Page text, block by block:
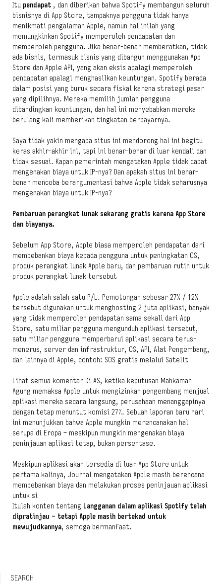
Itu pendapat , dan diberikan bahwa Spotify membangun seluruh
bisnisnya di App Store, tampaknya pengguna tidak hanya
menikmati pengalaman Apple, namun hal inilah yang
memungkinkan Spotify memperoleh pendapatan dan
memperoleh pengguna. Jika benar-benar memberatkan, tidak
ada bisnis, termasuk bisnis yang dibangun menggunakan App
Store dan Apple API, yang akan eksis apalagi memperoleh
pendapatan apalagi menghasilkan keuntungan. Spotify berada
dalam posisi yang buruk secara fiskal karena strategi pasar
yang dipilihnya. Mereka memilih jumlah pengguna
dibandingkan keuntungan, dan hal ini menyebabkan mereka
berulang kali memberikan tingkatan berbayarnya.
Saya tidak yakin mengapa situs ini mendorong hal ini begitu
keras akhir-akhir ini, tapi ini benar-benar di luar kendali dan
tidak sesuai. Kapan pemerintah mengatakan Apple tidak dapat
mengenakan biaya untuk IP-nya? Dan apakah situs ini benar-
benar mencoba berargumentasi bahwa Apple tidak seharusnya
mengenakan biaya untuk IP-nya?
Pembaruan perangkat lunak sekarang gratis karena App Store
dan biayanya.
Sebelum App Store, Apple biasa memperoleh pendapatan dari
membebankan biaya kepada pengguna untuk peningkatan OS,
produk perangkat lunak Apple baru, dan pembaruan rutin untuk
produk perangkat lunak tersebut
Apple adalah salah satu P/L. Pemotongan sebesar 27% / 12%
tersebut digunakan untuk menghosting 2 juta aplikasi, banyak
yang tidak memperoleh pendapatan sama sekali dari App
Store, satu miliar pengguna mengunduh aplikasi tersebut,
satu miliar pengguna memperbarui aplikasi secara terus-
menerus, server dan infrastruktur, OS, API, Alat Pengembang,
dan lainnya di Apple, contoh: SOS gratis melalui Satelit
Lihat semua komentar Di AS, ketika keputusan Mahkamah
Agung memaksa Apple untuk mengizinkan pengembang menjual
aplikasi mereka secara langsung, perusahaan menanggapinya
dengan tetap menuntut komisi 27%. Sebuah laporan baru hari
ini menunjukkan bahwa Apple mungkin merencanakan hal
serupa di Eropa – meskipun mungkin mengenakan biaya
peninjauan aplikasi tetap, bukan persentase.
Meskipun aplikasi akan tersedia di luar App Store untuk
pertama kalinya, Journal mengatakan Apple masih berencana
membebankan biaya dan melakukan proses peninjauan aplikasi
untuk si
Itulah konten tentang Langganan dalam aplikasi Spotify telah
dipratinjau – tetapi Apple masih bertekad untuk
mewujudkannya, semoga bermanfaat.
SEARCH